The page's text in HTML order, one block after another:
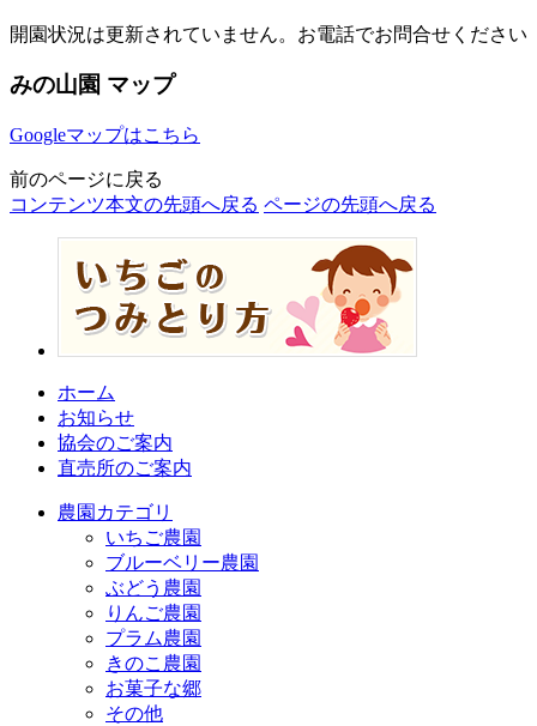
開園状況は更新されていません。お電話でお問合せください
みの山園 マップ
Googleマップはこちら
前のページに戻る
コンテンツ本文の先頭へ戻る ページの先頭へ戻る
ホーム
お知らせ
協会のご案内
直売所のご案内
農園カテゴリ
いちご農園
ブルーベリー農園
ぶどう農園
りんご農園
プラム農園
きのこ農園
お菓子な郷
その他